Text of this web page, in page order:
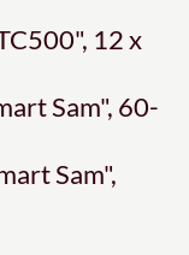
12 x
Sam", 60-
Sam",